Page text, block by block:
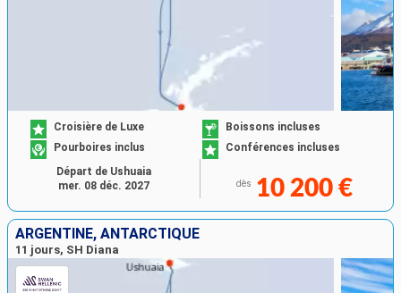
Croisière de Luxe
Boissons incluses
Pourboires inclus
Conférences incluses
dès 10 200 €
Départ de Ushuaia
mer. 08 déc. 2027
ARGENTINE, ANTARCTIQUE
11 jours, SH Diana